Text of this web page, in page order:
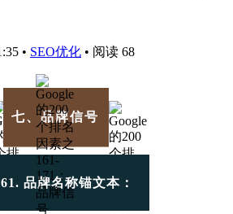
• SEO优化 • 阅读 68
七、品牌信号
品牌名称锚文本：